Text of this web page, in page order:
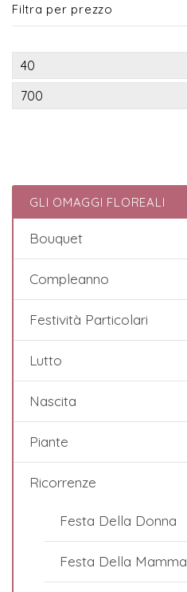
Filtra per prezzo
Prezzo
Min
Prezzo
GLI OMAGGI FLOREALI
Bouquet
Compleanno
Festività Particolari
Lutto
Nascita
Piante
Ricorrenze
Festa Della Donna
Festa Della Mamma